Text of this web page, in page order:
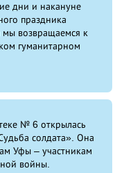
дни и накануне
праздника
мы возвращаемся к
гуманитарном
№ 6 открылась
солдата». Она
Уфы – участникам
войны.